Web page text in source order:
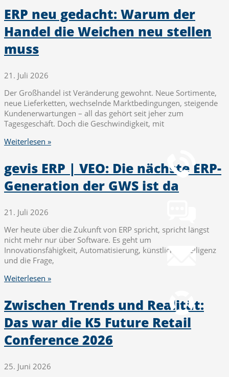
Chat
Chat jetzt öffnen
Mail
ERP neu gedacht: Warum der
Handel die Weichen neu stellen
muss
21. Juli 2026
Der Großhandel ist Veränderung gewohnt. Neue Sortimente,
neue Lieferketten, wechselnde Marktbedingungen, steigende
Kundenerwartungen – all das gehört seit jeher zum
Tagesgeschäft. Doch die Geschwindigkeit, mit
Weiterlesen »
gevis ERP | VEO: Die nächste ERP-
Generation der GWS ist da
21. Juli 2026
Wer heute über die Zukunft von ERP spricht, spricht längst
nicht mehr nur über Software. Es geht um
Innovationsfähigkeit, Automatisierung, künstliche Intelligenz
und die Frage,
Weiterlesen »
Zwischen Trends und Realität:
Das war die K5 Future Retail
Conference 2026
25. Juni 2026